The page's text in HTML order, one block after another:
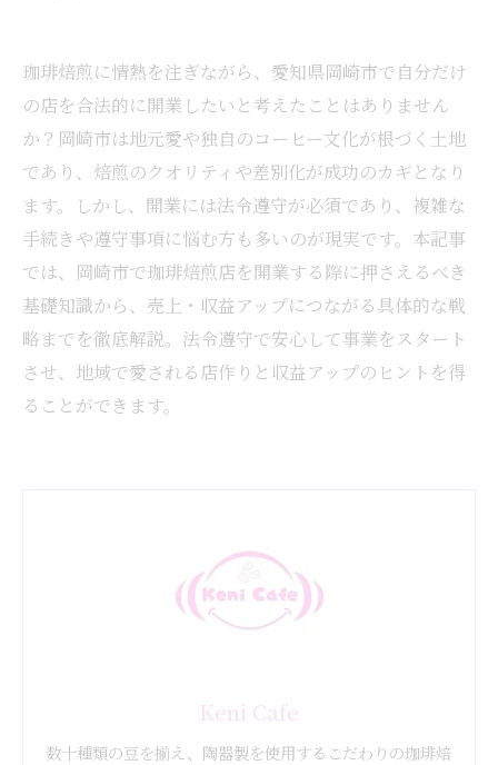
珈琲焙煎に情熱を注ぎながら、愛知県岡崎市で自分だけ
の店を合法的に開業したいと考えたことはありません
か？岡崎市は地元愛や独自のコーヒー文化が根づく土地
であり、焙煎のクオリティや差別化が成功のカギとなり
ます。しかし、開業には法令遵守が必須であり、複雑な
手続きや遵守事項に悩む方も多いのが現実です。本記事
では、岡崎市で珈琲焙煎店を開業する際に押さえるべき
基礎知識から、売上・収益アップにつながる具体的な戦
略までを徹底解説。法令遵守で安心して事業をスタート
させ、地域で愛される店作りと収益アップのヒントを得
ることができます。
Keni Cafe
数十種類の豆を揃え、陶器製を使用するこだわりの珈琲焙